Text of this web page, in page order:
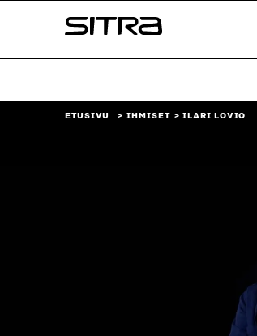
sisältöön
Sitra
ETUSIVU IHMISET ILARI LOVIO